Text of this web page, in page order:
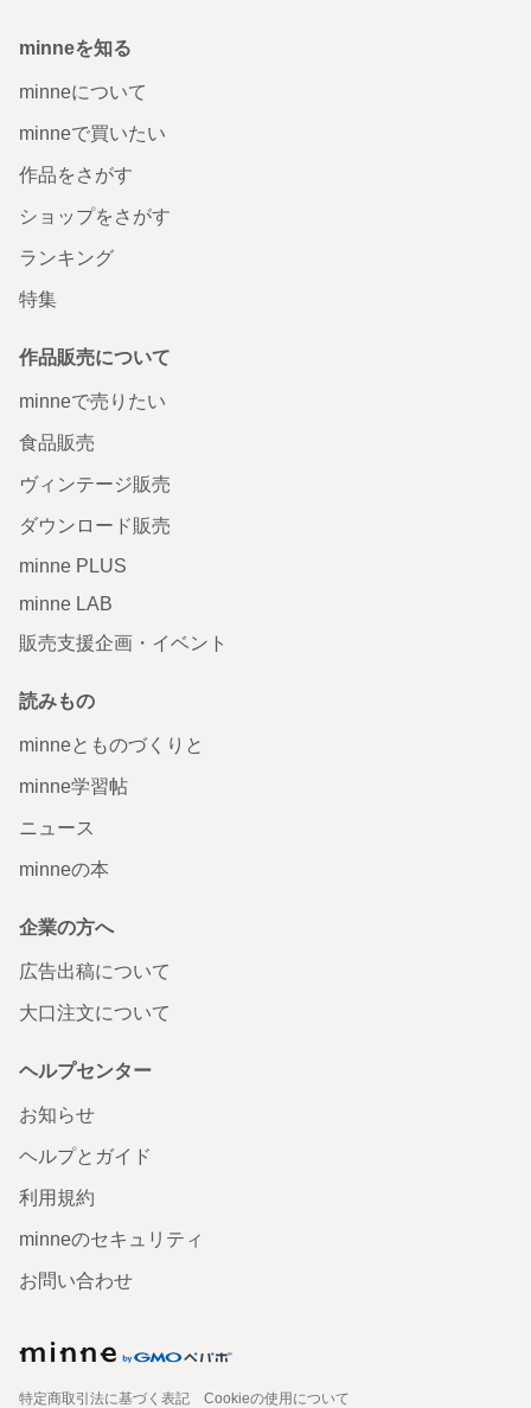
minneを知る
minneについて
minneで買いたい
作品をさがす
ショップをさがす
ランキング
特集
作品販売について
minneで売りたい
食品販売
ヴィンテージ販売
ダウンロード販売
minne PLUS
minne LAB
販売支援企画・イベント
読みもの
minneとものづくりと
minne学習帖
ニュース
minneの本
企業の方へ
広告出稿について
大口注文について
ヘルプセンター
お知らせ
ヘルプとガイド
利用規約
minneのセキュリティ
お問い合わせ
特定商取引法に基づく表記
Cookieの使用について